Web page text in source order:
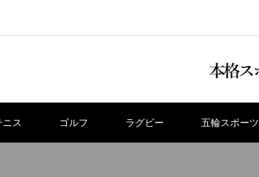
ニス ゴルフ ラグビー 五輪スポーツ